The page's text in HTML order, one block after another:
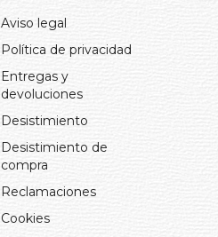
Aviso legal
Política de privacidad
Entregas y
devoluciones
Desistimiento
Desistimiento de
compra
Reclamaciones
Cookies